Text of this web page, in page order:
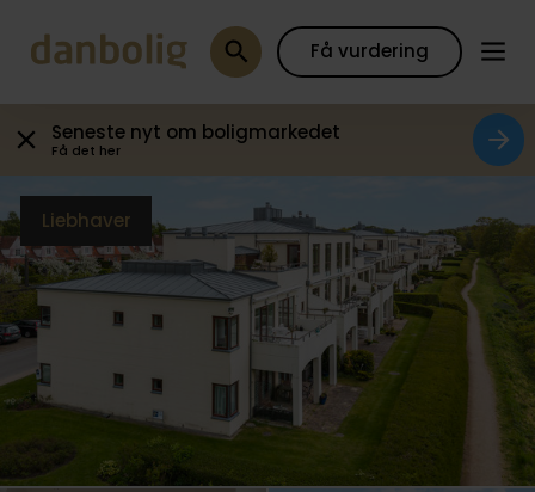
Få vurdering
Seneste nyt om boligmarkedet
Få det her
Liebhaver
Galleri Plantegning Boligfakta Kort